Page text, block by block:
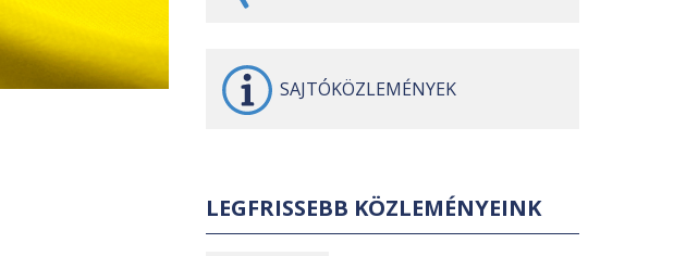
SAJTÓKÖZLEMÉNYEK
LEGFRISSEBB KÖZLEMÉNYEINK